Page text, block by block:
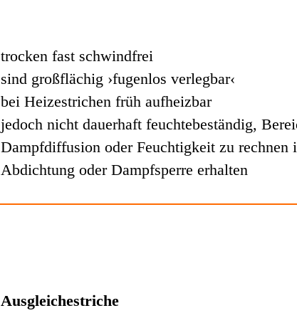
trocken fast schwindfrei
sind großflächig ›fugenlos verlegbar‹
bei Heizestrichen früh aufheizbar
jedoch nicht dauerhaft feuchtebeständig,
Dampfdiffusion oder Feuchtigkeit zu rechnen
Abdichtung oder Dampfsperre erhalten
Ausgleichestriche